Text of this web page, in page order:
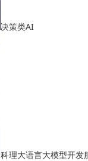
决策类AI
科理大语言大模型开发